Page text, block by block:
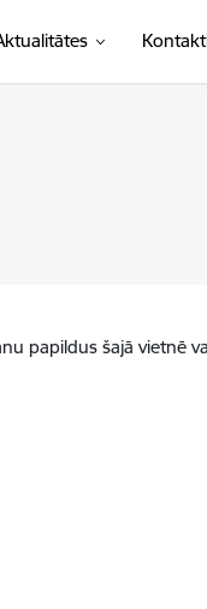
papildus šajā vietnē